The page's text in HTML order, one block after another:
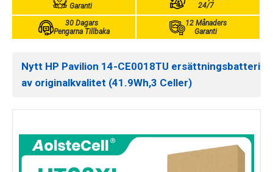
Garanti
24/7
30 Dagars
Pengarna Tillbaka
12 Månaders
Garanti
Nytt HP Pavilion 14-CE0018TU ersättningsbatteri
av originalkvalitet (41.9Wh,3 Celler)